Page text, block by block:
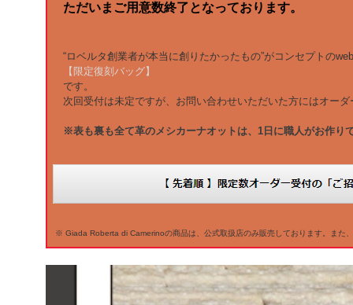
ただいまご用意数終了となっております。
“ロベルタ創業者が本当に創りたかったもの”がコンセプトの
【限定復刻バッグ】
です。
次回受付は未定ですが、お問い合わせいただいた方にはオー
※表も裏も全て革のメシカーナオットは、1日に職人がお作り
※ Giada Roberta di Camerinoの商品は、公式取扱店のみ販売しております。また